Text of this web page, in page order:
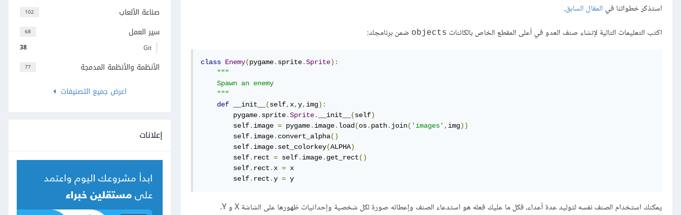
استذكر خطواتنا في المقال السابق.
اكتب التعليمات التالية لإنشاء صنف العدو في أعلى المقطع الخاص بالكائنات objects ضمن برنامجك:
class Enemy(pygame. sprite.Sprite):
"""
    Spawn an enemy
    """
def __init__ (self, x,y, img):
        pygame
. sprite.Sprite. __init__ (self)
        self
. image = pygame. image. load (os. path. join( 'images' , img))
        self
. image. convert_alpha()
        self
. image. set_colorkey(ALPHA)
        self
. rect = self. image. get_rect()
        self
. rect . x = x
        self
. rect .y = y
يمكنك استخدام الصنف نفسه لتوليد عدة أعداء، فكل ما عليك فعله هو استدعاء الصنف وإعطائه صورة لكل شخصية وإحداثيات ظهورها على الشاشة X و Y.
102 صناعة الألعاب
68 سير العمل
38 Git
77
الأنظمة والأنظمة المدمجة
اعرض جميع التصنيفات
إعلانات